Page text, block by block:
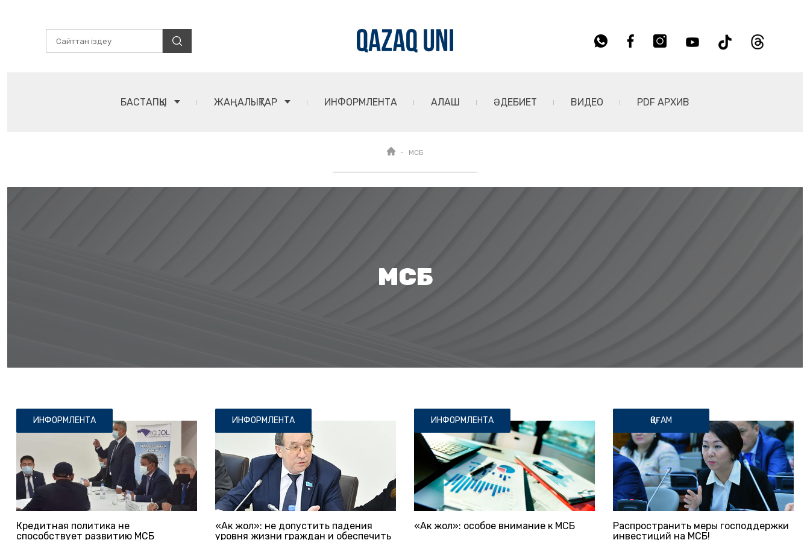
БАСТАПҚЫ ЖАҢАЛЫҚТАР ИНФОРМЛЕНТА АЛАШ ӘДЕБИЕТ ВИДЕО PDF АРХИВ
МСБ
МСБ
ИНФОРМЛЕНТА
Кредитная политика не
способствует развитию МСБ
ИНФОРМЛЕНТА
«Ак жол»: не допустить падения
уровня жизни граждан и обеспечить
ИНФОРМЛЕНТА
«Ак жол»: особое внимание к МСБ
ҚОҒАМ
Распространить меры господдержки
инвестиций на МСБ!